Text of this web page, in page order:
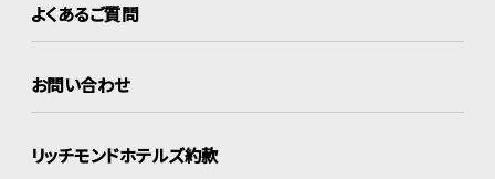
よくあるご質問
お問い合わせ
リッチモンドホテルズ約款